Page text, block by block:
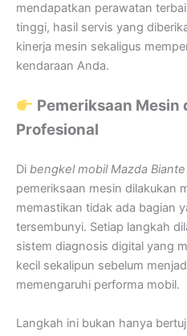
mendapatkan perawatan
tinggi, hasil servis yang
kinerja mesin sekaligus
kendaraan Anda.
Pemeriksaan Mesin
Profesional
Di bengkel mobil Mazda
pemeriksaan mesin dilakukan
memastikan tidak ada bagian
tersembunyi. Setiap langkah
sistem diagnosis digital yang
kecil sekalipun sebelum
memengaruhi performa mobil.
Langkah ini bukan hanya